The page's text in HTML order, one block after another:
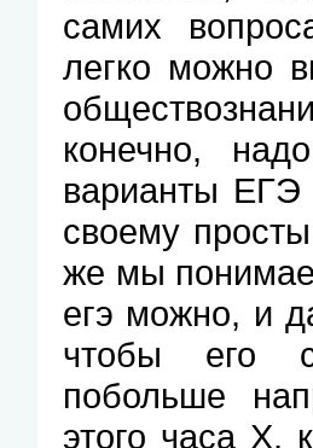
самих
легко можно
конечно,
варианты
своему
же мы
егэ можно, и
чтобы его
побольше
этого часа Х,